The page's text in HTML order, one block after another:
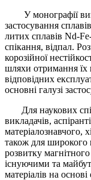
У монографії
застосування
литих сплавів Nd-
спікання, відпал.
корозійної
шляхи отримання їх
відповідних
основні галузі
Для наукових
викладачів,
матеріалознавчого,
також для широкого
розвитку
існуючими та
матеріалів на